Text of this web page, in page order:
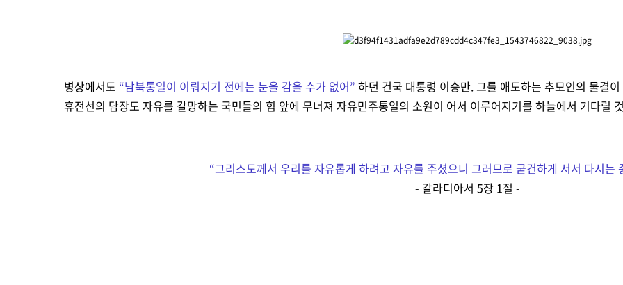
병상에서도 “남북통일이 이뤄지기 전에는 눈을 감을 수가 없어” 하던 건국 대통령 이승만. 그를 애도하는 추모인의 물결
휴전선의 담장도 자유를 갈망하는 국민들의 힘 앞에 무너져 자유민주통일의 소원이 어서 이루어지기를 하늘에서 기다릴
“그리스도께서 우리를 자유롭게 하려고 자유를 주셨으니 그러므로 굳건하게 서서 다시는
- 갈라디아서 5장 1절 -